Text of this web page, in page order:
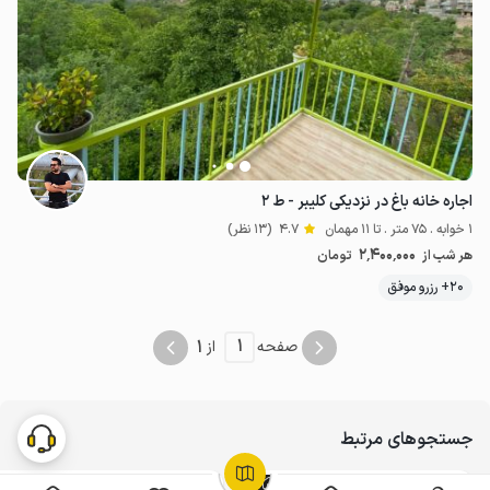
اجاره خانه باغ در نزدیکی کلیبر - ط ۲
1 خوابه . 75 متر . تا 11 مهمان 4.7 (13 نظر)
هر شب از 2٬400٬000 تومان
20+ رزرو موفق
صفحه 1 از 1
جستجوهای مرتبط
اجاره ویلا در کلیبر 84 اجاره ویلا ییلاقی در کلیبر